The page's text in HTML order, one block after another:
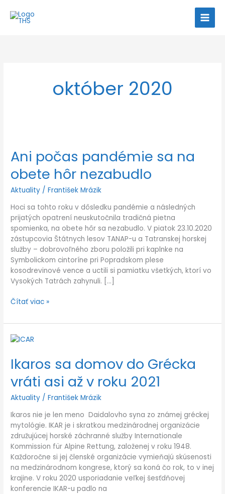
obsah
október 2020
Ani počas pandémie sa na
obete hôr nezabudlo
Aktuality /František Mrázik
Hoci sa tohto roku v dôsledku pandémie a následných
prijatých opatrení neuskutočnila tradičná pietna
spomienka, na obete hôr sa nezabudlo. V piatok 23.10.2020
zástupcovia Štátnych lesov TANAP-u a Tatranskej horskej
služby – dobrovoľného zboru položili pri kaplnke na
Symbolickom cintoríne pri Popradskom plese
kosodrevinové vence a uctili si pamiatku všetkých, ktorí vo
Vysokých Tatrách zahynuli. […]
pandémie
sa
na
hôr
nezabudlo
Čítať viac »
Ikaros sa domov do Grécka
vráti asi až v roku 2021
Aktuality /František Mrázik
Ikaros nie je len meno Daidalovho syna zo známej gréckej
mytológie. IKAR je i skratkou medzinárodnej organizácie
združujúcej horské záchranné služby Internationale
Kommission für Alpine Rettung, založenej v roku 1948.
Každoročne si jej členské organizácie vymieňajú skúsenosti
na medzinárodnom kongrese, ktorý sa koná čo rok, to v inej
krajine. V roku 2020 usporiadanie veľkej šesťdňovej
konferencie IKAR-u padlo na
Ikaros
domov
do
Grécka
asi
až
v
roku
2021